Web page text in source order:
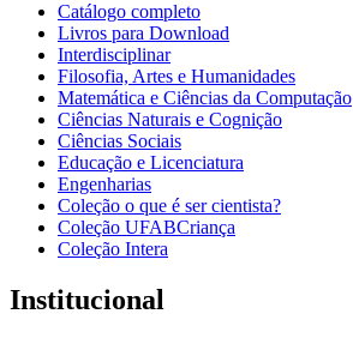
Catálogo completo
Livros para Download
Interdisciplinar
Filosofia, Artes e Humanidades
Matemática e Ciências da Computação
Ciências Naturais e Cognição
Ciências Sociais
Educação e Licenciatura
Engenharias
Coleção o que é ser cientista?
Coleção UFABCriança
Coleção Intera
Institucional